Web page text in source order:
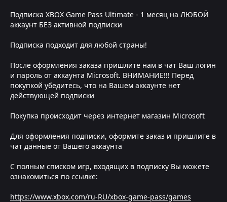
Подписка XBOX Game Pass Ultimate - 1 месяц на ЛЮБОЙ
аккаунт БЕЗ активной подписки
Подписка подходит для любой страны!
После оформления заказа пришлите нам в чат Ваш логин
и пароль от аккаунта Microsoft. ВНИМАНИЕ!!! Перед
покупкой убедитесь, что на Вашем аккаунте нет
действующей подписки
Покупка происходит через интернет магазин Microsoft
Для оформления подписки, оформите заказ и пришлите в
чат данные от Вашего аккаунта
С полным списком игр, входящих в подписку Вы можете
ознакомиться по ссылке:
https://www.xbox.com/ru-RU/xbox-game-pass/games